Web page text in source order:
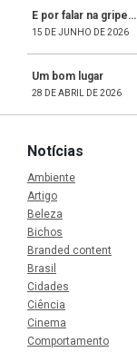
E por falar na gripe…
15 DE JUNHO DE 2026
Um bom lugar
28 DE ABRIL DE 2026
Notícias
Ambiente
Artigo
Beleza
Bichos
Branded content
Brasil
Cidades
Ciência
Cinema
Comportamento